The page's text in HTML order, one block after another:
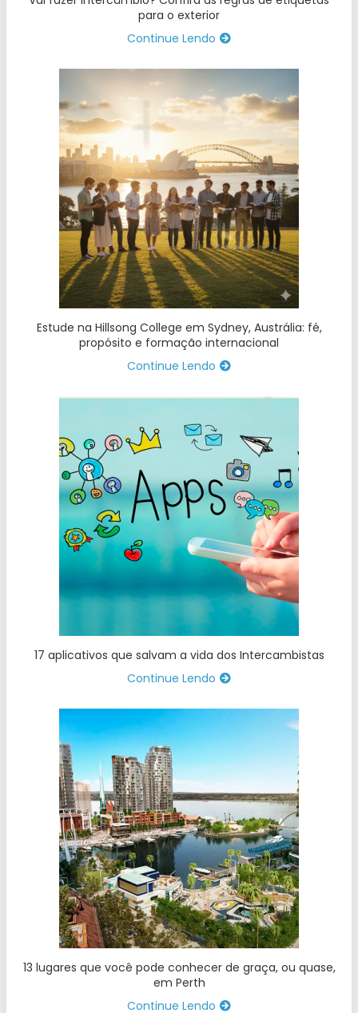
para o exterior
Continue Lendo
Estude na Hillsong College em Sydney, Austrália: fé,
propósito e formação internacional
Continue Lendo
17 aplicativos que salvam a vida dos Intercambistas
Continue Lendo
13 lugares que você pode conhecer de graça, ou quase,
em Perth
Continue Lendo